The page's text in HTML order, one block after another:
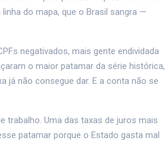
do mapa, que o Brasil sangra —
negativados, mais gente endividada
o maior patamar da série histórica,
já não consegue dar. E a conta não se
trabalho. Uma das taxas de juros mais
patamar porque o Estado gasta mal